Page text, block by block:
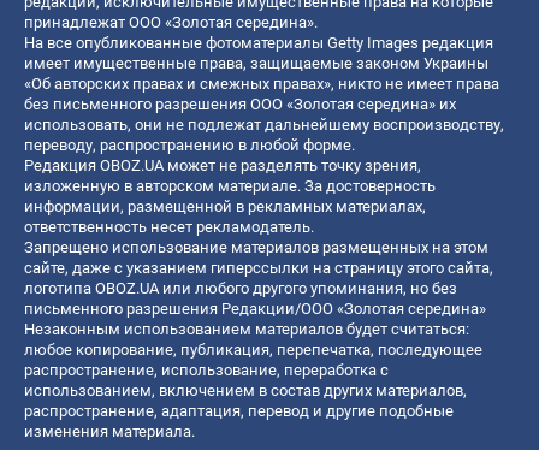
принадлежат ООО «Золотая середина».
На все опубликованные фотоматериалы Getty Images редакция
имеет имущественные права, защищаемые законом Украины
«Об авторских правах и смежных правах», никто не имеет права
без письменного разрешения ООО «Золотая середина» их
использовать, они не подлежат дальнейшему воспроизводству,
переводу, распространению в любой форме.
Редакция OBOZ.UA может не разделять точку зрения,
изложенную в авторском материале. За достоверность
информации, размещенной в рекламных материалах,
ответственность несет рекламодатель.
Запрещено использование материалов размещенных на этом
сайте, даже с указанием гиперссылки на страницу этого сайта,
логотипа OBOZ.UA или любого другого упоминания, но без
письменного разрешения Редакции/ООО «Золотая середина»
Незаконным использованием материалов будет считаться:
любое копирование, публикация, перепечатка, последующее
распространение, использование, переработка с
использованием, включением в состав других материалов,
распространение, адаптация, перевод и другие подобные
изменения материала.